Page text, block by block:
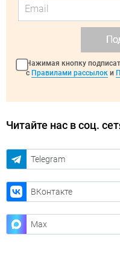
Нажимая кнопку
с Правилами рассылок и
Читайте нас в соц.
Telegram
ВКонтакте
Max